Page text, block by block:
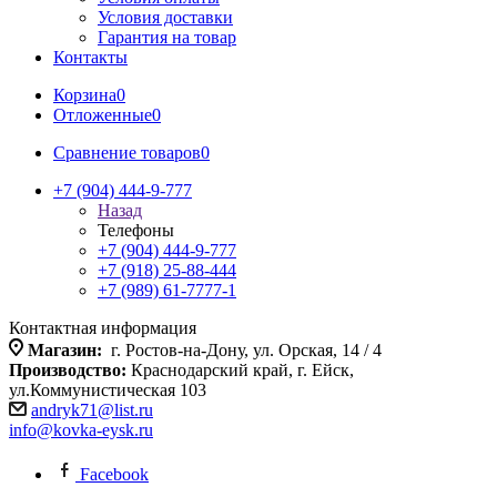
Условия доставки
Гарантия на товар
Контакты
Корзина0
Отложенные0
Сравнение товаров0
+7 (904) 444-9-777
Назад
Телефоны
+7 (904) 444-9-777
+7 (918) 25-88-444
+7 (989) 61-7777-1
Контактная информация
Магазин: г. Ростов-на-Дону, ул. Орская, 14 / 4
Производство: Краснодарский край, г. Ейск,
ул.Коммунистическая 103
andryk71@list.ru
info@kovka-eysk.ru
Facebook